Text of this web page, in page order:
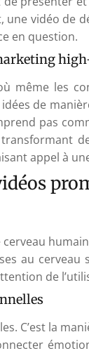
vidéo de
en question.
même les
de
pas
appel à
au
de
C’est la